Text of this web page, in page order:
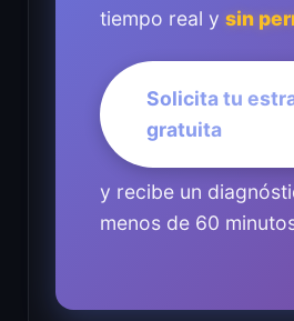
tiempo real y sin
Solicita tu
gratuita
y recibe un
menos de 60